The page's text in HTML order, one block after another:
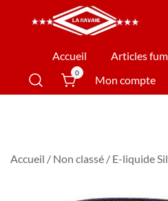
La Havane Nîmes
Accueil Articles
0
Mon compte
Accueil / Non classé / E-liquide